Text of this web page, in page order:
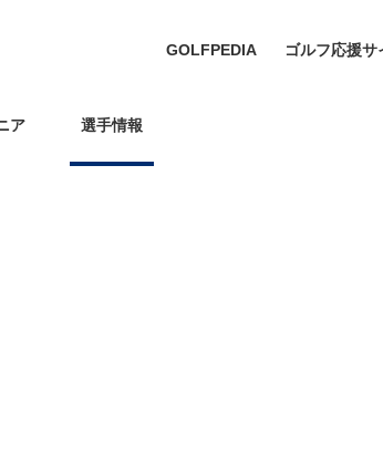
GOLFPEDIA ゴルフ応援サ
ア 選手情報